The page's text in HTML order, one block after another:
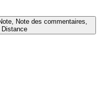
Note des commentaires,
Distance